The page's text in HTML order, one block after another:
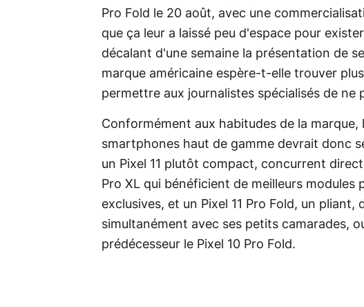
Pro Fold le 20 août, avec une
que ça leur a laissé peu d'espace pour
décalant d'une semaine la présentation de
marque américaine espère-t-elle trouver
permettre aux journalistes spécialisés de
Conformément aux habitudes de la marque,
smartphones haut de gamme devrait donc
un Pixel 11 plutôt compact, concurrent direct
Pro XL qui bénéficient de meilleurs
exclusives, et un Pixel 11 Pro Fold, un
simultanément avec ses petits camarades,
prédécesseur le Pixel 10 Pro Fold.